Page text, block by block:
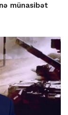
münasibət